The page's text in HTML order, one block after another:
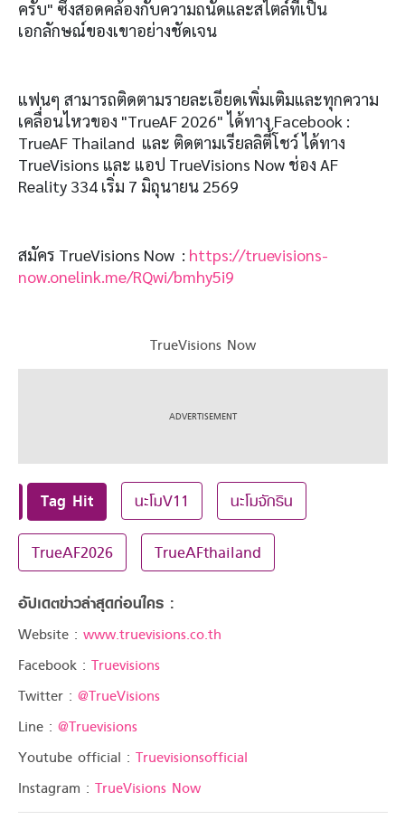
ครับ" ซึ่งสอดคล้องกับความถนัดและสไตล์ที่เป็น
เอกลักษณ์ของเขาอย่างชัดเจน
แฟนๆ สามารถติดตามรายละเอียดเพิ่มเติมและทุกความ
เคลื่อนไหวของ "TrueAF 2026" ได้ทาง Facebook :
TrueAF Thailand และ ติดตามเรียลลิตี้โชว์ ได้ทาง
TrueVisions และ แอป TrueVisions Now ช่อง AF
Reality 334 เริ่ม 7 มิถุนายน 2569
สมัคร TrueVisions Now : https://truevisions-
now.onelink.me/RQwi/bmhy5i9
TrueVisions Now
Tag Hit นะโมV11 นะโมจักริน
TrueAF2026 TrueAFthailand
อัปเดตข่าวล่าสุดก่อนใคร :
Website : www.truevisions.co.th
Facebook : Truevisions
Twitter : @TrueVisions
Line : @Truevisions
Youtube official : Truevisionsofficial
Instagram : TrueVisions Now